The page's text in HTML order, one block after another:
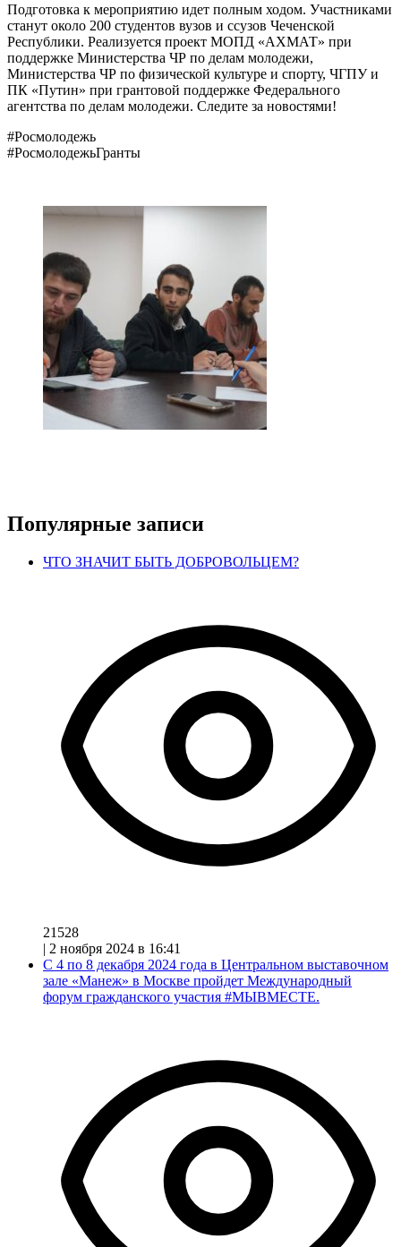
Подготовка к мероприятию идет полным ходом. Участниками
станут около 200 студентов вузов и ссузов Чеченской
Республики. Реализуется проект МОПД «АХМАТ» при
поддержке Министерства ЧР по делам молодежи,
Министерства ЧР по физической культуре и спорту, ЧГПУ и
ПК «Путин» при грантовой поддержке Федерального
агентства по делам молодежи. Следите за новостями!
#Росмолодежь
#РосмолодежьГранты
Популярные записи
ЧТО ЗНАЧИТ БЫТЬ ДОБРОВОЛЬЦЕМ?
21528
| 2 ноября 2024 в 16:41
С 4 по 8 декабря 2024 года в Центральном выставочном
зале «Манеж» в Москве пройдет Международный
форум гражданского участия #МЫВМЕСТЕ.